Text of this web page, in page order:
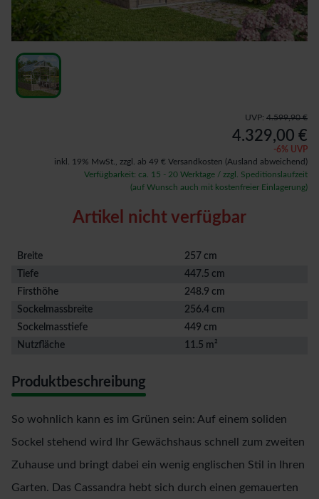
UVP: 4.599,90 €
4.329,00 €
-6% UVP
inkl. 19% MwSt., zzgl. ab 49 € Versandkosten (Ausland abweichend)
Verfügbarkeit: ca. 15 - 20 Werktage / zzgl. Speditionslaufzeit
(auf Wunsch auch mit kostenfreier Einlagerung)
Artikel nicht verfügbar
Breite
257 cm
Tiefe
447.5 cm
Firsthöhe
248.9 cm
Sockelmassbreite
256.4 cm
Sockelmasstiefe
449 cm
Nutzfläche
11.5 m²
Produktbeschreibung
So wohnlich kann es im Grünen sein: Auf einem soliden
Sockel stehend wird Ihr Gewächshaus schnell zum zweiten
Zuhause und bringt dabei ein wenig englischen Stil in Ihren
Garten. Das Cassandra hebt sich durch einen gemauerten